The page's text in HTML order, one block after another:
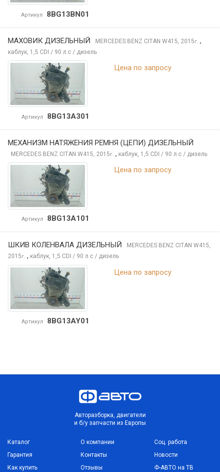
Артикул 8BG13BN01
МАХОВИК ДИЗЕЛЬНЫЙ MERCEDES BENZ CITAN W415, 2015г. ,
каблук, 1,5 CDI / 90 л.с / дизель
Артикул 8BG13A301
Цена по запросу
МЕХАНИЗМ НАТЯЖЕНИЯ РЕМНЯ (ЦЕПИ) ДИЗЕЛЬНЫЙ
MERCEDES BENZ CITAN W415, 2015г. , каблук, 1,5 CDI / 90 л.с / дизель
Артикул 8BG13A101
Цена по запросу
ШКИВ КОЛЕНВАЛА ДИЗЕЛЬНЫЙ MERCEDES BENZ CITAN W415,
2015г. , каблук, 1,5 CDI / 90 л.с / дизель
Артикул 8BG13AY01
Цена по запросу
Авторазборка, двигатели
и б/у запчасти из Европы
Каталог
Гарантия
Как купить
О компании
Контакты
Отзывы
Соц. работа
Новости
Ф-АВТО на ТВ